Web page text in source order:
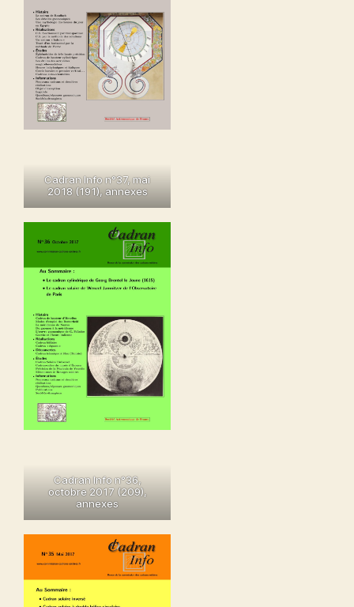
Cadran Info n°37, mai
2018 (191),annexes
Cadran Info n°36,
octobre 2017 (209),
annexes